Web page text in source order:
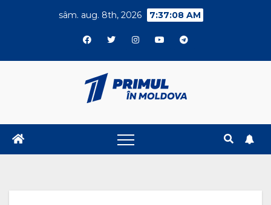
sâm. aug. 8th, 2026 7:37:09 AM